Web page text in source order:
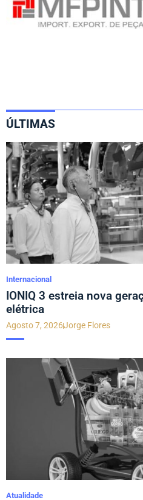
ÚLTIMAS
Internacional
IONIQ 3 estreia nova
elétrica
Agosto 7, 2026Jorge Flores
Atualidade